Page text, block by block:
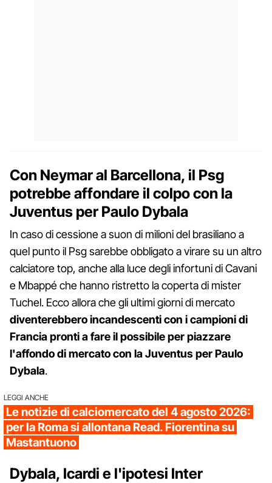
Con Neymar al Barcellona, il Psg
potrebbe affondare il colpo con la
Juventus per Paulo Dybala
In caso di cessione a suon di milioni del brasiliano a
quel punto il Psg sarebbe obbligato a virare su un altro
calciatore top, anche alla luce degli infortuni di Cavani
e Mbappé che hanno ristretto la coperta di mister
Tuchel. Ecco allora che gli ultimi giorni di mercato
diventerebbero incandescenti con i campioni di
Francia pronti a fare il possibile per piazzare
l'affondo di mercato con la Juventus per Paulo
Dybala.
LEGGI ANCHE
Le notizie di calciomercato del 4 agosto 2026:
per la Roma si allontana Read. Fiorentina su
Mastantuono
Dybala, Icardi e l'ipotesi Inter